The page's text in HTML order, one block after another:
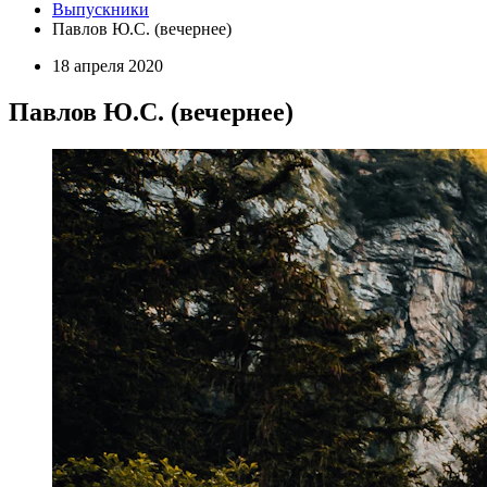
Выпускники
Павлов Ю.С. (вечернее)
18 апреля 2020
Павлов Ю.С. (вечернее)